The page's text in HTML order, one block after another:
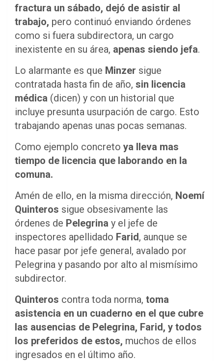
fractura un sábado, dejó de asistir al
trabajo, pero continuó enviando órdenes
como si fuera subdirectora, un cargo
inexistente en su área, apenas siendo jefa.
Lo alarmante es que Minzer sigue
contratada hasta fin de año, sin licencia
médica (dicen) y con un historial que
incluye presunta usurpación de cargo. Esto
trabajando apenas unas pocas semanas.
Como ejemplo concreto ya lleva mas
tiempo de licencia que laborando en la
comuna.
Amén de ello, en la misma dirección, Noemí
Quinteros sigue obsesivamente las
órdenes de Pelegrina y el jefe de
inspectores apellidado Farid, aunque se
hace pasar por jefe general, avalado por
Pelegrina y pasando por alto al mismísimo
subdirector.
Quinteros contra toda norma, toma
asistencia en un cuaderno en el que cubre
las ausencias de Pelegrina, Farid, y todos
los preferidos de estos, muchos de ellos
ingresados en el último año.